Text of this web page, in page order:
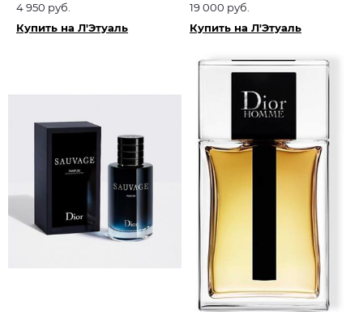
4 950 руб.
Купить на Л'Этуаль
19 000 руб.
Купить на Л'Этуаль